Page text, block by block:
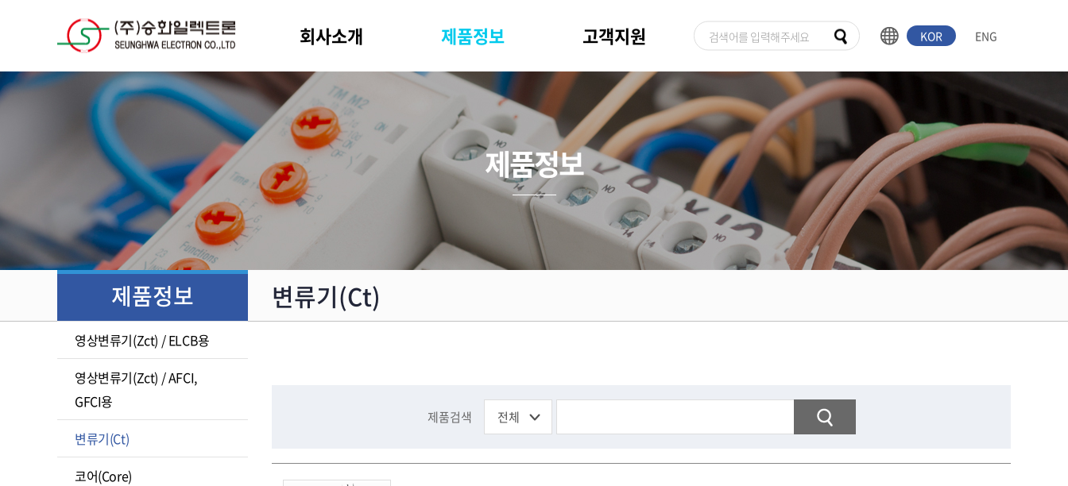
KOR ENG
회사소개 제품정보 고객지원
제품정보
제품정보
영상변류기(Zct) / ELCB용
영상변류기(Zct) / AFCI,
GFCI용
변류기(Ct)
코어(Core)
변류기(Ct)
제품검색